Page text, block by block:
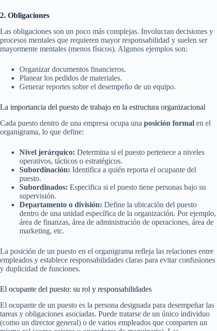
2. Obligaciones
Las obligaciones son un poco más complejas. Involucran decisiones y
procesos mentales que requieren mayor responsabilidad y suelen ser
mayormente mentales (menos físicos). Algunos ejemplos son:
Organizar documentos financieros.
Planear los pedidos de materiales.
Generar reportes sobre el desempeño de un equipo.
La importancia del puesto de trabajo en la estructura organizacional
Cada puesto dentro de una empresa ocupa una posición formal en el
organigrama, lo que define:
Nivel jerárquico: Determina si el puesto pertenece a niveles
operativos, tácticos o estratégicos.
Subordinación: Identifica a quién reporta el ocupante del
puesto.
Subordinados: Especifica si el puesto tiene personas bajo su
supervisión.
Departamento o división: Define la ubicación del puesto
dentro de una unidad específica de la organización. Por ejemplo,
área de finanzas, área de administración de operaciones, área de
marketing, etc.
La posición de un puesto en el organigrama refleja las relaciones entre
empleados y establece responsabilidades claras para evitar confusiones
y duplicidad de funciones.
El ocupante del puesto: su rol y responsabilidades
El ocupante de un puesto es la persona designada para desempeñar las
tareas y obligaciones asociadas. Puede tratarse de un único individuo
(como un director general) o de varios empleados que comparten un